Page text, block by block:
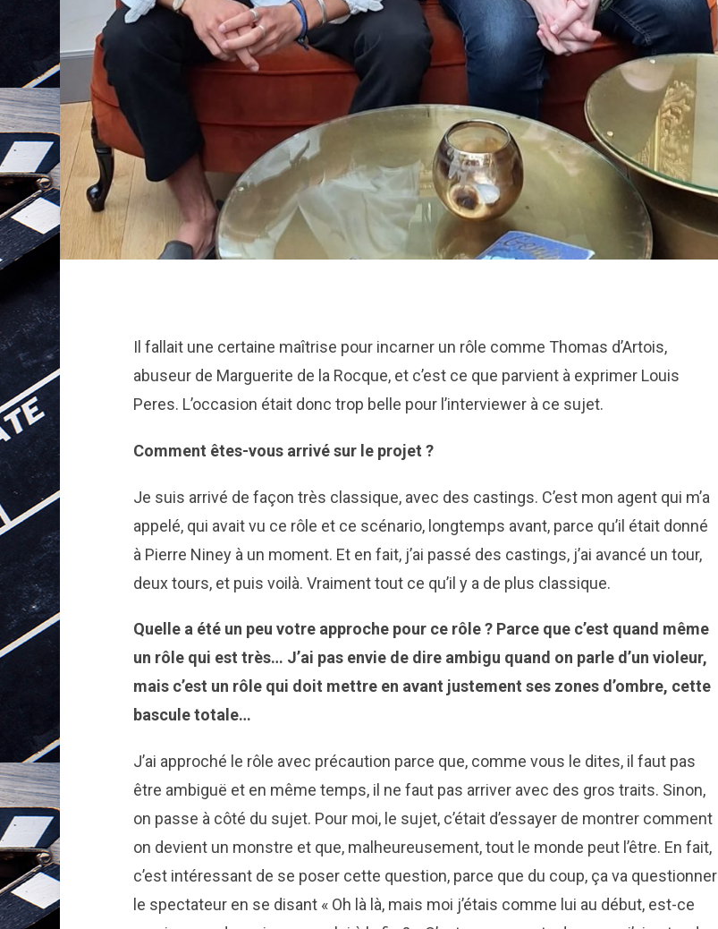
Il fallait une certaine maîtrise pour incarner un rôle comme Thomas d’Artois,
abuseur de Marguerite de la Rocque, et c’est ce que parvient à exprimer Louis
Peres. L’occasion était donc trop belle pour l’interviewer à ce sujet.
Comment êtes-vous arrivé sur le projet ?
Je suis arrivé de façon très classique, avec des castings. C’est mon agent qui m’a
appelé, qui avait vu ce rôle et ce scénario, longtemps avant, parce qu’il était donné
à Pierre Niney à un moment. Et en fait, j’ai passé des castings, j’ai avancé un tour,
deux tours, et puis voilà. Vraiment tout ce qu’il y a de plus classique.
Quelle a été un peu votre approche pour ce rôle ? Parce que c’est quand même
un rôle qui est très… J’ai pas envie de dire ambigu quand on parle d’un violeur,
mais c’est un rôle qui doit mettre en avant justement ses zones d’ombre, cette
bascule totale…
J’ai approché le rôle avec précaution parce que, comme vous le dites, il faut pas
être ambiguë et en même temps, il ne faut pas arriver avec des gros traits. Sinon,
on passe à côté du sujet. Pour moi, le sujet, c’était d’essayer de montrer comment
on devient un monstre et que, malheureusement, tout le monde peut l’être. En fait,
c’est intéressant de se poser cette question, parce que du coup, ça va questionner
le spectateur en se disant « Oh là là, mais moi j’étais comme lui au début, est-ce